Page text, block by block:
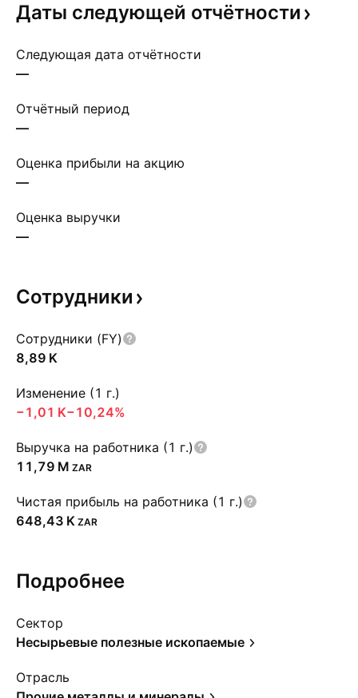
Даты следующей отчётности
Следующая дата отчётности
—
Отчётный период
—
Оценка прибыли на акцию
—
Оценка выручки
—
Сотрудники
Сотрудники (FY)
‪8,89 K‬
Изменение (1 г.)
‪−1,01 K‬−10,24%
Выручка на работника (1 г.)
‪11,79 M‬ ZAR
Чистая прибыль на работника (1 г.)
‪648,43 K‬ ZAR
Подробнее
Сектор
Несырьевые полезные ископаемые
Отрасль